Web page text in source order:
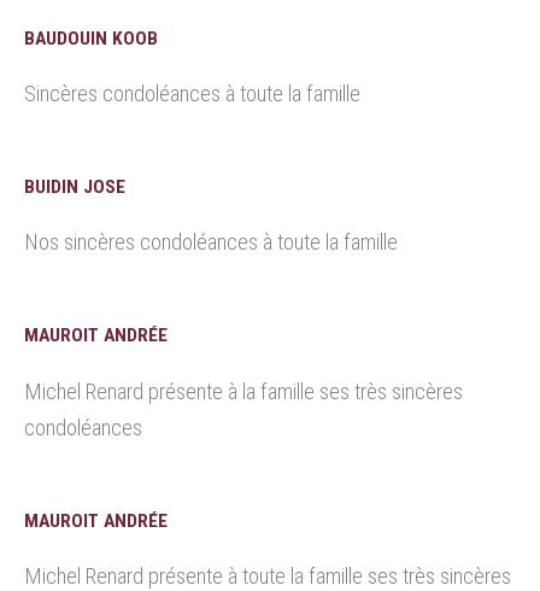
BAUDOUIN KOOB
Sincères condoléances à toute la famille
BUIDIN JOSE
Nos sincères condoléances à toute la famille
MAUROIT ANDRÉE
Michel Renard présente à la famille ses très sincères
condoléances
MAUROIT ANDRÉE
Michel Renard présente à toute la famille ses très sincères